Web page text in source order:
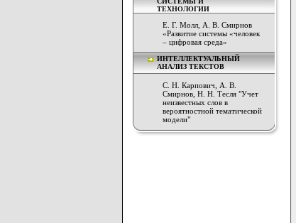
ТЕХНОЛОГИИ
Е. Г. Молл, А. В. Смирнов
«Развитие системы «человек
– цифровая среда»
ИНТЕЛЛЕКТУАЛЬНЫЙ
АНАЛИЗ ТЕКСТОВ
С. Н. Карпович, А. В.
Смирнов, Н. Н. Тесля "Учет
неизвестных слов в
вероятностной тематической
модели"